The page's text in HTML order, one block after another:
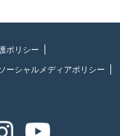
ポリシー
ーシャルメディアポリシー